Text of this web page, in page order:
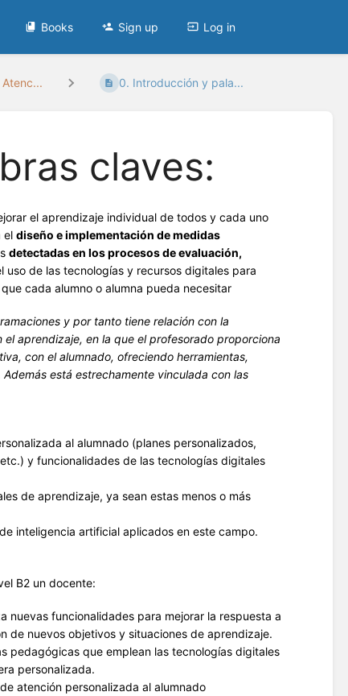
Books Sign up Log in
0. Introducción y pala...
claves:
el aprendizaje individual de todos y cada uno
eldiseño e implementación de medidas
detectadas en los procesos de evaluación,
uso de las tecnologías y recursos digitales para
que cada alumno o alumna pueda necesitar
y por tanto tiene relación con la
aprendizaje, en la que el profesorado proporciona
con el alumnado, ofreciendo herramientas,
Además está estrechamente vinculada con las
al alumnado (planes personalizados,
y funcionalidades de las tecnologías digitales
de aprendizaje, ya sean estas menos o más
inteligencia artificial aplicados en este campo.
B2 un docente:
nuevas funcionalidades para mejorar la respuesta a
de nuevos objetivos y situaciones de aprendizaje.
pedagógicas que emplean las tecnologías digitales
personalizada.
atención personalizada al alumnado